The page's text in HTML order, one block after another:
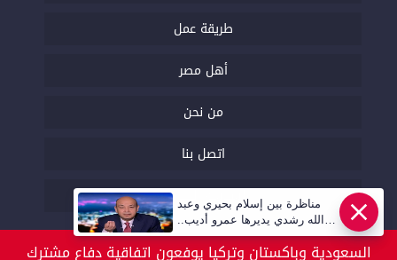
طريقة عمل
أهل مصر
من نحن
اتصل بنا
السياسة التحريرية
عاجل
السعودية وباكستان وتركيا يوفعون اتفاقية دفاع مشترك
مناظرة بين إسلام بحيري وعبد
الله رشدي يديرها عمرو أديب..
قريبا | أهل مصر